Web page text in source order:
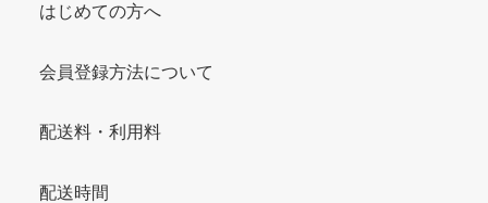
はじめての方へ
会員登録方法について
配送料・利用料
配送時間